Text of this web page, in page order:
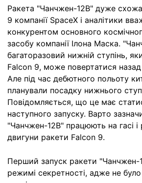
Ракета "Чанчжен-12B" дуже
9 компанії SpaceX і аналітики
конкурентом основного
засобу компанії Ілона Маска.
багаторазовий нижній ступінь,
Falcon 9, може повертатися назад
Але під час дебютного польоту
планували посадку нижнього
Повідомляється, що це має
наступного запуску. Варто
"Чанчжен-12B" працюють на гасі і
двигуни ракети Falcon 9.
Перший запуск ракети "Чанчжен-
режимі секретності, адже не